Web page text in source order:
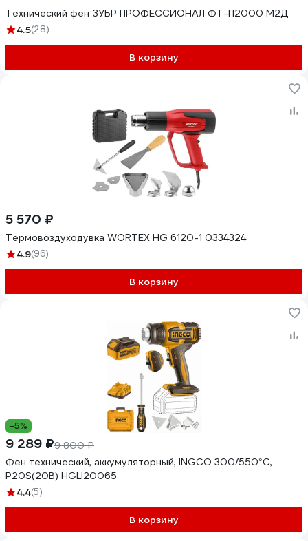
Технический фен ЗУБР ПРОФЕССИОНАЛ ФТ-П2000 М2Д
4.5(28)
В корзину
5 570 ₽
Термовоздуходувка WORTEX HG 6120-1 0334324
4.9(96)
В корзину
-5%
9 289 ₽9 800 ₽
Фен технический, аккумуляторный, INGCO 300/550°C,
P20S(20В) HGLI20065
4.4(5)
В корзину